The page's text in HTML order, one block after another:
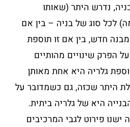
נדרש היתר (שאותו
לכל סוג של בניה – בין אם
חדש, בין אם זו תוספת
הפרק שינויים מהותיים
גלריה היא אחת מאותן
היתר שכזה, גם כשמדובר על
היא של גלריה ביתית.
ישנו פירוט לגבי המרכיבים